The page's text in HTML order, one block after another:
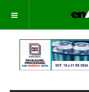
OFF CANVAS